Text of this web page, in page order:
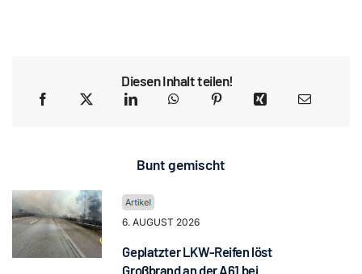
Diesen Inhalt teilen!
Bunt gemischt
6. AUGUST 2026
Geplatzter LKW-Reifen löst
Großbrand an der A61 bei